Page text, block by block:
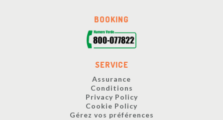
BOOKING
SERVICE
Assurance
Conditions
Privacy Policy
Cookie Policy
Gérez vos préférences